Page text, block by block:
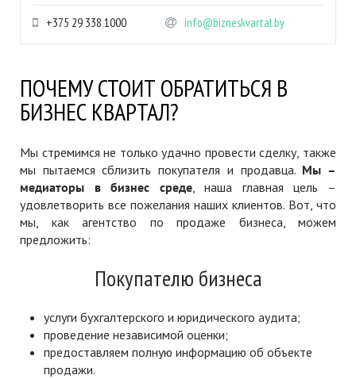
+375 29 338 1000 info@bizneskvartal.by
ПОЧЕМУ СТОИТ ОБРАТИТЬСЯ В
БИЗНЕС КВАРТАЛ?
Мы стремимся не только удачно провести сделку, также
мы пытаемся сблизить покупателя и продавца. Мы –
медиаторы в бизнес среде, наша главная цель –
удовлетворить все пожелания наших клиентов. Вот, что
мы, как агентство по продаже бизнеса, можем
предложить:
Покупателю бизнеса
услуги бухгалтерского и юридического аудита;
проведение независимой оценки;
предоставляем полную информацию об объекте
продажи.